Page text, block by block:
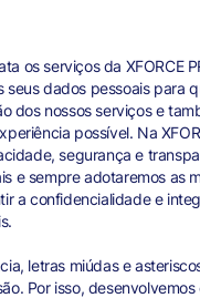
os serviços da XFORCE
seus dados pessoais para
dos nossos serviços e
possível. Na
segurança e
e sempre adotaremos as
a confidencialidade e
letras miúdas e
Por isso, desenvolvemos